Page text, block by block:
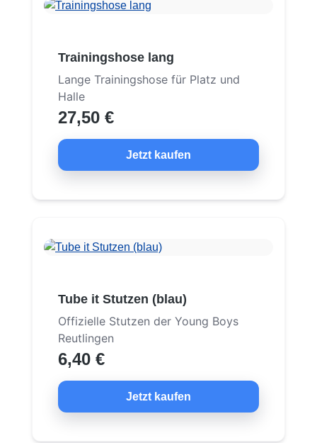
Trainingshose lang
Lange Trainingshose für Platz und
Halle
27,50 €
Jetzt kaufen
Tube it Stutzen (blau)
Offizielle Stutzen der Young Boys
Reutlingen
6,40 €
Jetzt kaufen